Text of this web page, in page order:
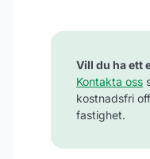
Vill du ha ett
Kontakta oss
kostnadsfri
fastighet.